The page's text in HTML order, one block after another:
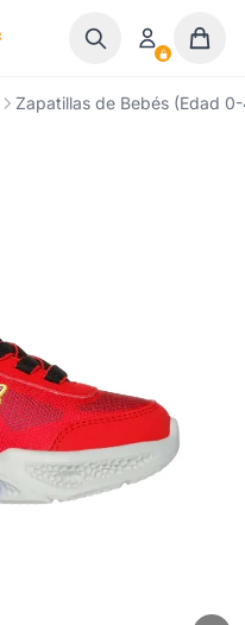
Zapatillas de Bebés (Edad